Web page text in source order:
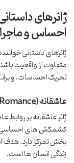
ژانرهای
احساس و ماجرا
ژانرهای داستانی
متفاوت از واقعیت
تحریک احساسات، و
عاشقانه (Romance)
ژانر عاشقانه بر
کشمکش های احساسی،
بخش تمرکز دارد. هدف
زندگی انسان ها است.